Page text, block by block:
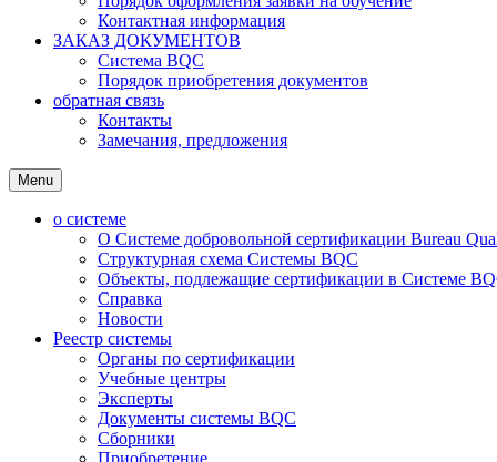
Контактная информация
ЗАКАЗ ДОКУМЕНТОВ
Система BQC
Порядок приобретения документов
обратная связь
Контакты
Замечания, предложения
Menu
о системе
О Системе добровольной сертификации Bureau
Структурная схема Системы BQC
Объекты, подлежащие сертификации в Системе
Справка
Новости
Реестр системы
Органы по сертификации
Учебные центры
Эксперты
Документы системы BQC
Сборники